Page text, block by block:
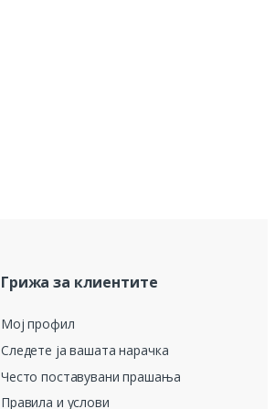
Грижа за клиентите
Мој профил
Следете ја вашата нарачка
Често поставувани прашања
Правила и услови